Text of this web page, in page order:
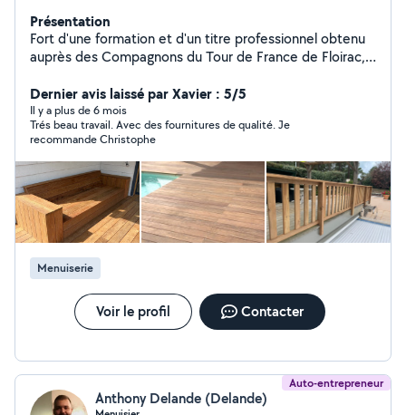
Présentation
Fort d'une formation et d'un titre professionnel obtenu
auprès des Compagnons du Tour de France de Floirac,
projets en bois. Passionné et exigeant, je conçois et
réalise des ouvrages sur mesure, alliant esthétique,
robustesse et durabilité. Que vous souhaitiez une
terrasse chaleureuse, un bardage élégant, un abri
pratique, une pergola accueillante ou encore un tiki bar
original, je vous accompagne de la conception à la
réalisation, en respectant vos envies et votre
environnement. Chaque création est pensée avec soin,
dans le respect des techniques traditionnelles et des
matériaux de qualité, pour un rendu unique. Faites
confiance à un artisan passionné pour donner vie à vos
projets bois !
Dernier avis laissé par Xavier : 5/5
Il y a plus de 6 mois
Trés beau travail. Avec des fournitures de qualité. Je
recommande Christophe
Menuiserie
Voir le profil Contacter
Auto-entrepreneur
Anthony Delande (Delande)